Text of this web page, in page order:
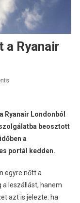
a Ryanair
Ryanair Londonból
beosztott
a
portál kedden.
egyre nőtt a
leszállást, hanem
azt is jelezte: ha